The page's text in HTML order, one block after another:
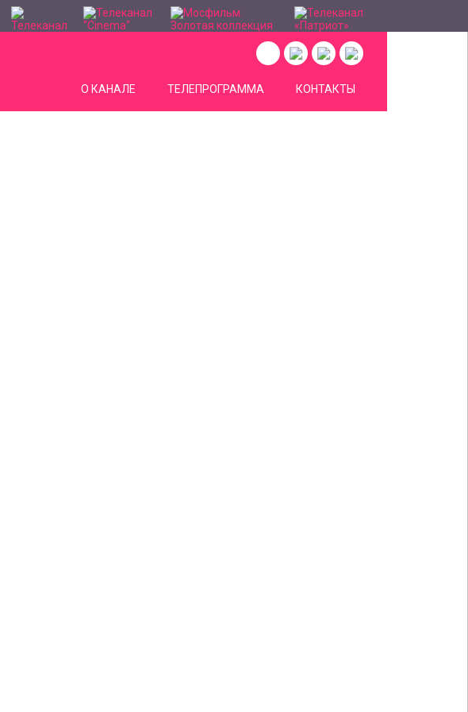
О КАНАЛЕ ТЕЛЕПРОГРАММА КОНТАКТЫ